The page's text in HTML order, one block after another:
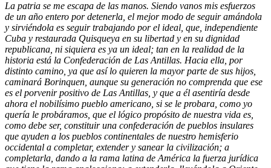
La patria se me escapa de las manos. Siendo vanos mis esfuerzos
de un año entero por detenerla, el mejor modo de seguir amándola
y sirviéndola es seguir trabajando por el ideal, que, independiente
Cuba y restaurada Quisqueya en su libertad y en su dignidad
republicana, ni siquiera es ya un ideal; tan en la realidad de la
historia está la Confederación de Las Antillas. Hacia ella, por
distinto camino, ya que así lo quieren la mayor parte de sus hijos,
caminará Borinquen, aunque su generación no comprenda que ese
es el porvenir positivo de Las Antillas, y que a él asentiría desde
ahora el nobilísimo pueblo americano, si se le probara, como yo
quería le probáramos, que el lógico propósito de nuestra vida es,
como debe ser, constituir una confederación de pueblos insulares
que ayuden a los pueblos continentales de nuestro hemisferio
occidental a completar, extender y sanear la civilización; a
completarla, dando a la rama latina de América la fuerza jurídica